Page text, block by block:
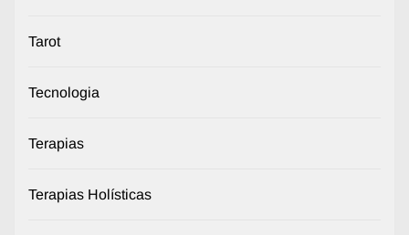
Tarot
Tecnologia
Terapias
Terapias Holísticas